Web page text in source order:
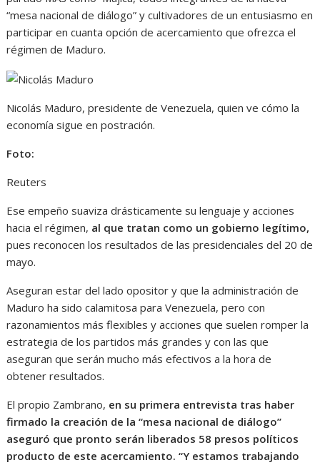
“mesa nacional de diálogo” y cultivadores de un entusiasmo en
participar en cuanta opción de acercamiento que ofrezca el
régimen de Maduro.
Nicolás Maduro, presidente de Venezuela, quien ve cómo la
economía sigue en postración.
Foto:
Reuters
Ese empeño suaviza drásticamente su lenguaje y acciones
hacia el régimen, al que tratan como un gobierno legítimo,
pues reconocen los resultados de las presidenciales del 20 de
mayo.
Aseguran estar del lado opositor y que la administración de
Maduro ha sido calamitosa para Venezuela, pero con
razonamientos más flexibles y acciones que suelen romper la
estrategia de los partidos más grandes y con las que
aseguran que serán mucho más efectivos a la hora de
obtener resultados.
El propio Zambrano, en su primera entrevista tras haber
firmado la creación de la “mesa nacional de diálogo”
aseguró que pronto serán liberados 58 presos políticos
producto de este acercamiento. “Y estamos trabajando